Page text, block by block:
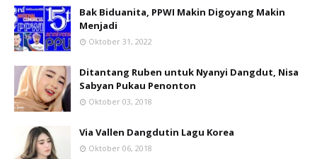
Bak Biduanita, PPWI Makin Digoyang Makin
Menjadi
Oktober 31, 2022
Ditantang Ruben untuk Nyanyi Dangdut, Nisa
Sabyan Pukau Penonton
Oktober 03, 2018
Via Vallen Dangdutin Lagu Korea
Oktober 06, 2018